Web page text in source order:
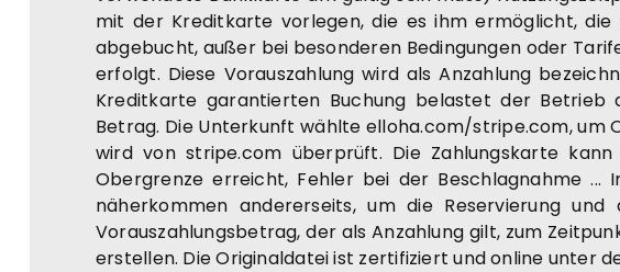
mit der Kreditkarte vorlegen, die es ihm ermöglicht,
abgebucht, außer bei besonderen Bedingungen oder
erfolgt. Diese Vorauszahlung wird als Anzahlung
Kreditkarte garantierten Buchung belastet der Betrieb
Betrag. Die Unterkunft wählte elloha.com/stripe.com, um
wird von stripe.com überprüft. Die Zahlungskarte
Obergrenze erreicht, Fehler bei der Beschlagnahme ...
näherkommen andererseits, um die Reservierung
Vorauszahlungsbetrag, der als Anzahlung gilt, zum
erstellen. Die Originaldatei ist zertifiziert und online unter